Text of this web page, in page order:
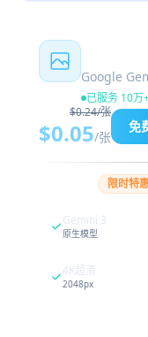
Google
已服务 10万
$0.24/张
$0.05/张
免
限时特
Gemini 3
原生模型
4K超清
2048px